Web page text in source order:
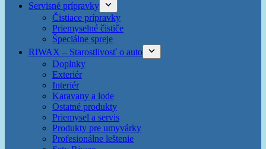
Servisné prípravky
Čistiace prípravky
Priemyselné čističe
Špeciálne spreje
RIWAX – Starostlivosť o auto
Doplnky
Exteriér
Interiér
Karavany a lode
Ostatné produkty
Priemysel a servis
Produkty pre umyvárky
Profesionálne leštenie